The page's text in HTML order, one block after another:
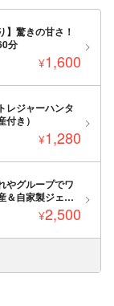
】驚きの甘さ！
分
¥1,600
レジャーハンタ
き）
¥1,280
やグループでワ
＆自家製ジェラ
¥2,500